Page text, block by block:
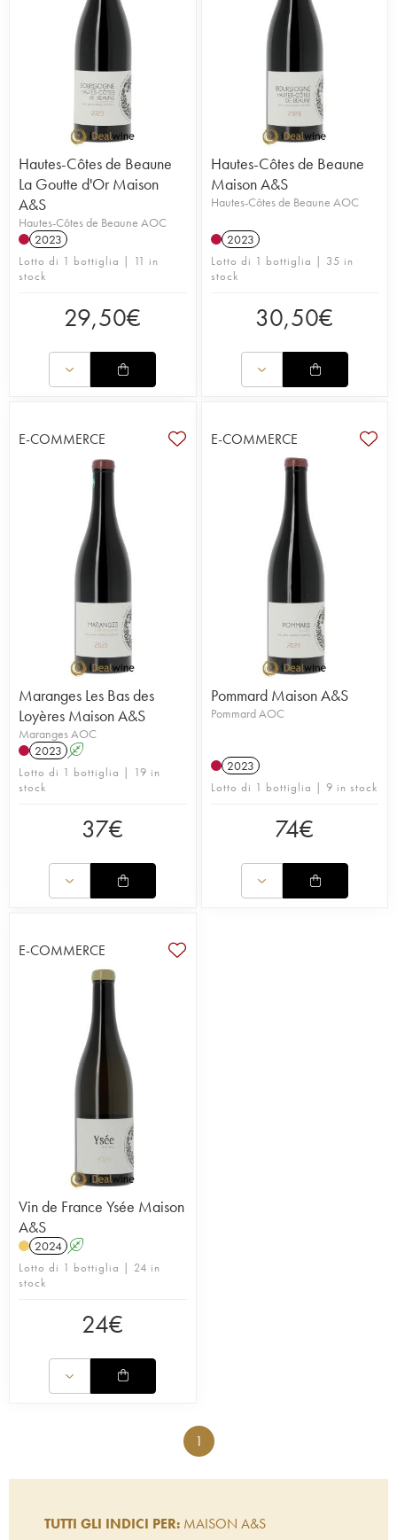
Hautes-Côtes de Beaune
La Goutte d'Or Maison
A&S
Hautes-Côtes de Beaune AOC
2023
Lotto di 1 bottiglia | 11 in
stock
29,50€
Hautes-Côtes de Beaune
Maison A&S
Hautes-Côtes de Beaune AOC
2023
Lotto di 1 bottiglia | 35 in
stock
30,50€
E-COMMERCE
Maranges Les Bas des
Loyères Maison A&S
Maranges AOC
2023 A
Lotto di 1 bottiglia | 19 in
stock
37€
E-COMMERCE
Pommard Maison A&S
Pommard AOC
2023
Lotto di 1 bottiglia | 9 in stock
74€
E-COMMERCE
Vin de France Ysée Maison
A&S
2024 A
Lotto di 1 bottiglia | 24 in
stock
24€
1
TUTTI GLI INDICI PER: MAISON A&S